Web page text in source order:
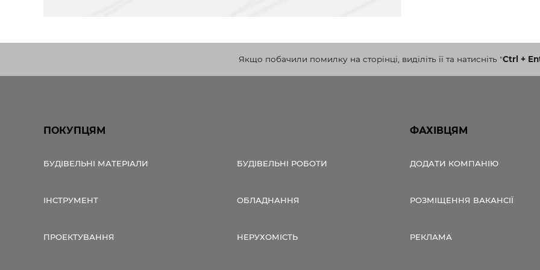
Якщо побачили помилку на сторінці, виділіть її та натисніть "Ctrl +
ПОКУПЦЯМ
БУДІВЕЛЬНІ МАТЕРІАЛИ БУДІВЕЛЬНІ РОБОТИ
ІНСТРУМЕНТ ОБЛАДНАННЯ
ПРОЕКТУВАННЯ НЕРУХОМІСТЬ
ФАХІВЦЯМ
ДОДАТИ КОМПАНІЮ
РОЗМІЩЕННЯ ВАКАНСІЇ
РЕКЛАМА